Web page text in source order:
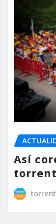
Así